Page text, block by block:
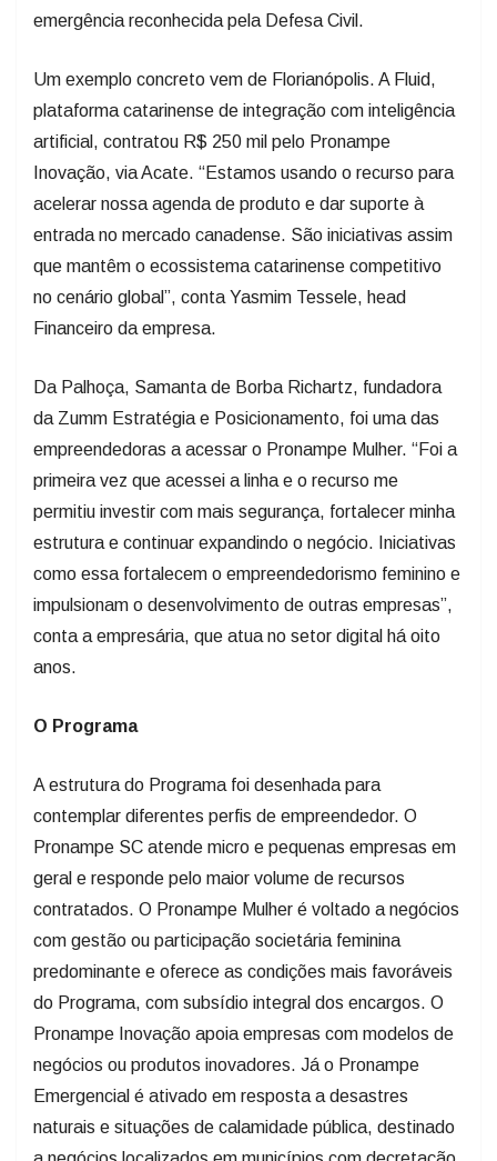
emergência reconhecida pela Defesa Civil.
Um exemplo concreto vem de Florianópolis. A Fluid,
plataforma catarinense de integração com inteligência
artificial, contratou R$ 250 mil pelo Pronampe
Inovação, via Acate. “Estamos usando o recurso para
acelerar nossa agenda de produto e dar suporte à
entrada no mercado canadense. São iniciativas assim
que mantêm o ecossistema catarinense competitivo
no cenário global”, conta Yasmim Tessele, head
Financeiro da empresa.
Da Palhoça, Samanta de Borba Richartz, fundadora
da Zumm Estratégia e Posicionamento, foi uma das
empreendedoras a acessar o Pronampe Mulher. “Foi a
primeira vez que acessei a linha e o recurso me
permitiu investir com mais segurança, fortalecer minha
estrutura e continuar expandindo o negócio. Iniciativas
como essa fortalecem o empreendedorismo feminino e
impulsionam o desenvolvimento de outras empresas”,
conta a empresária, que atua no setor digital há oito
anos.
O Programa
A estrutura do Programa foi desenhada para
contemplar diferentes perfis de empreendedor. O
Pronampe SC atende micro e pequenas empresas em
geral e responde pelo maior volume de recursos
contratados. O Pronampe Mulher é voltado a negócios
com gestão ou participação societária feminina
predominante e oferece as condições mais favoráveis
do Programa, com subsídio integral dos encargos. O
Pronampe Inovação apoia empresas com modelos de
negócios ou produtos inovadores. Já o Pronampe
Emergencial é ativado em resposta a desastres
naturais e situações de calamidade pública, destinado